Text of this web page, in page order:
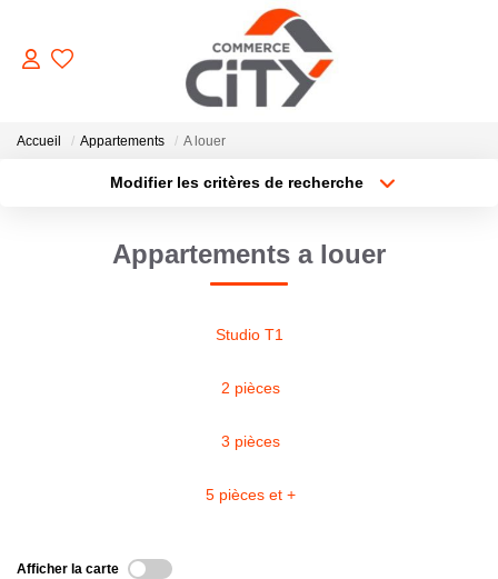
ACHETER
LOUER
ESTIMER
Accueil Appartements A louer
Modifier les critères de recherche
Sélectionnez...
Type de bienAppartements a louer
Studio T1
2 pièces
3 pièces
5 pièces et +
Afficher la carte